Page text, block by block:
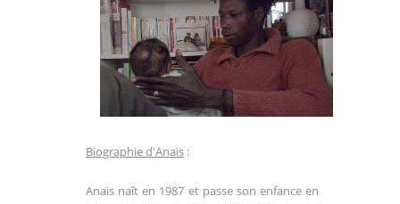
Biographie d'Anaïs :
Anaïs naît en 1987 et passe son enfance en